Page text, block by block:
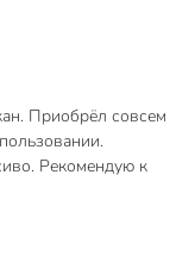
Daniks Алмаз SW
без бара
Приобрёл совсем
Рекомендую к